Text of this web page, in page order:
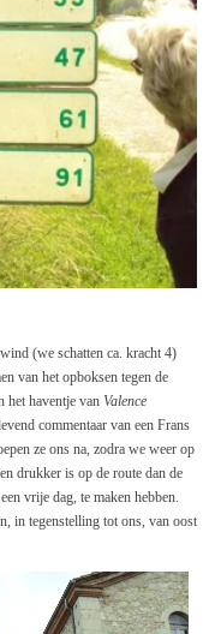
(we schatten ca. kracht 4)
van het opboksen tegen de
het haventje van Valence
commentaar van een Frans
ze ons na, zodra we weer op
drukker is op de route dan de
vrije dag, te maken hebben.
in tegenstelling tot ons, van oost